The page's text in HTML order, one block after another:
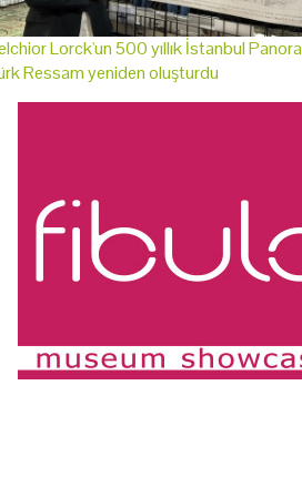
Lorck'un 500 yıllık İstanbul
Ressam yeniden oluşturdu